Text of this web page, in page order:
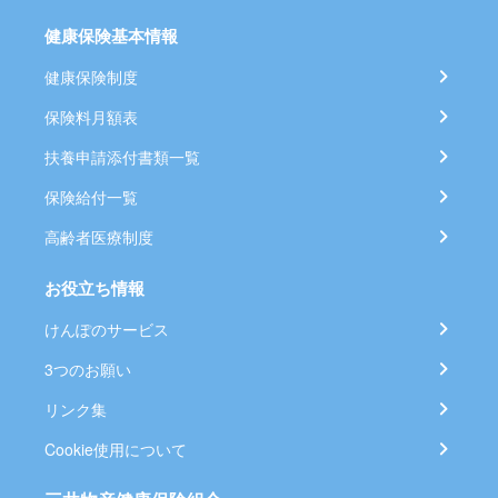
健康保険基本情報
健康保険制度
保険料月額表
扶養申請添付書類一覧
保険給付一覧
高齢者医療制度
お役立ち情報
けんぽのサービス
3つのお願い
リンク集
Cookie使用について